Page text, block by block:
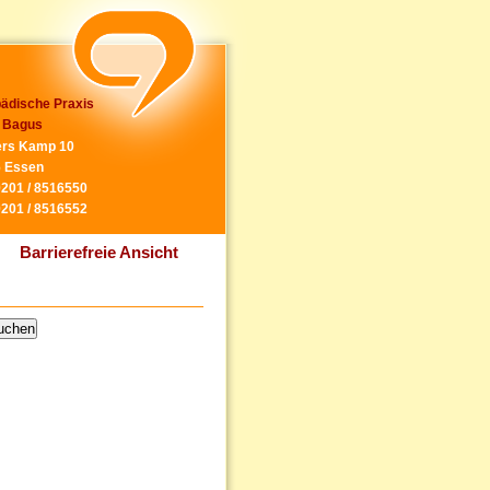
Praxis
Bagus
Kamp 10
Essen
/ 8516550
/ 8516552
Barrierefreie Ansicht